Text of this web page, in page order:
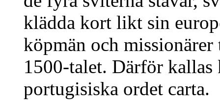
klädda kort likt sin
köpmän och
1500-talet. Därför
portugisiska ordet carta.